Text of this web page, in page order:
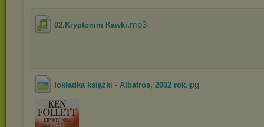
02.Kryptonim Kawki.mp3
!okładka książki - Albatros, 2002 rok.jpg